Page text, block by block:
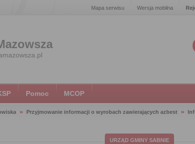
Mapa serwisu Wersja mobilna
Pomoc MCOP
Przyjmowanie informacji o wyrobach zawierających azbest
URZĄD GMINY SABNIE